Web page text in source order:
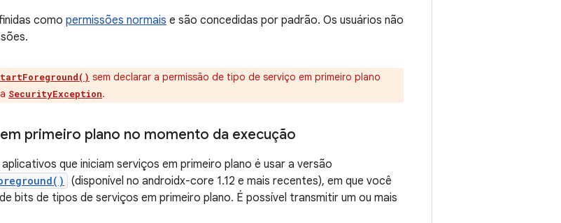
como permissões normais e são concedidas por padrão. Os usuários não
sem declarar a permissão de tipo de serviço em primeiro plano
SecurityException.
primeiro plano no momento da execução
que iniciam serviços em primeiro plano é usar a versão
(disponível no androidx-core 1.12 e mais recentes), em que você
bits de tipos de serviços em primeiro plano. É possível transmitir um ou mais